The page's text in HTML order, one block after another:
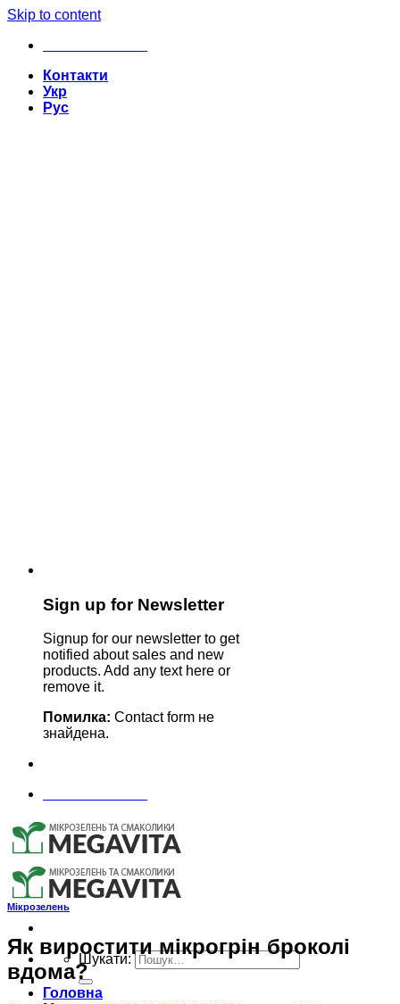
Skip to content
Контакти
Укр
Рус
Sign up for Newsletter
Signup for our newsletter to get
notified about sales and new
products. Add any text here or
remove it.
Помилка: Contact form не
знайдена.
Шукати:
Головна
Мікрозелень
Як виростити мікрогрін броколі
вдома?